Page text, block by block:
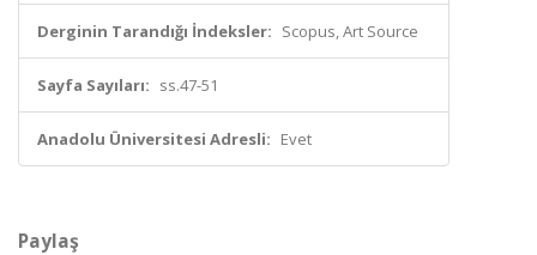
Derginin Tarandığı İndeksler: Scopus, Art Source
Sayfa Sayıları: ss.47-51
Anadolu Üniversitesi Adresli: Evet
Paylaş